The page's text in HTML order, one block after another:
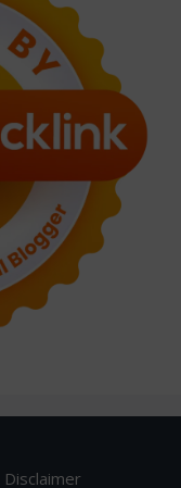
Disclaimer